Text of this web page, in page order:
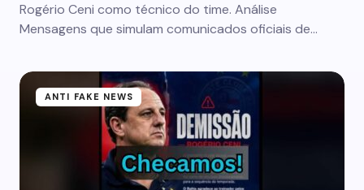
Rogério Ceni como técnico do time. Análise
Mensagens que simulam comunicados oficiais de…
ANTI FAKE NEWS